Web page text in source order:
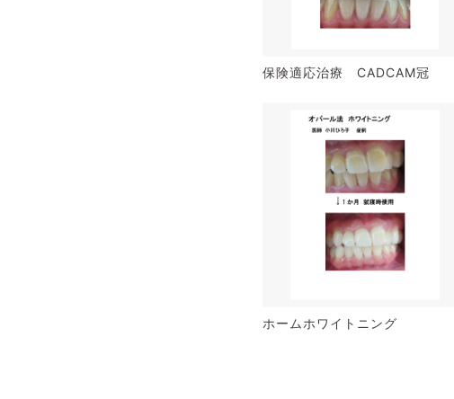
保険適応治療 CADCAM冠
ホームホワイトニング